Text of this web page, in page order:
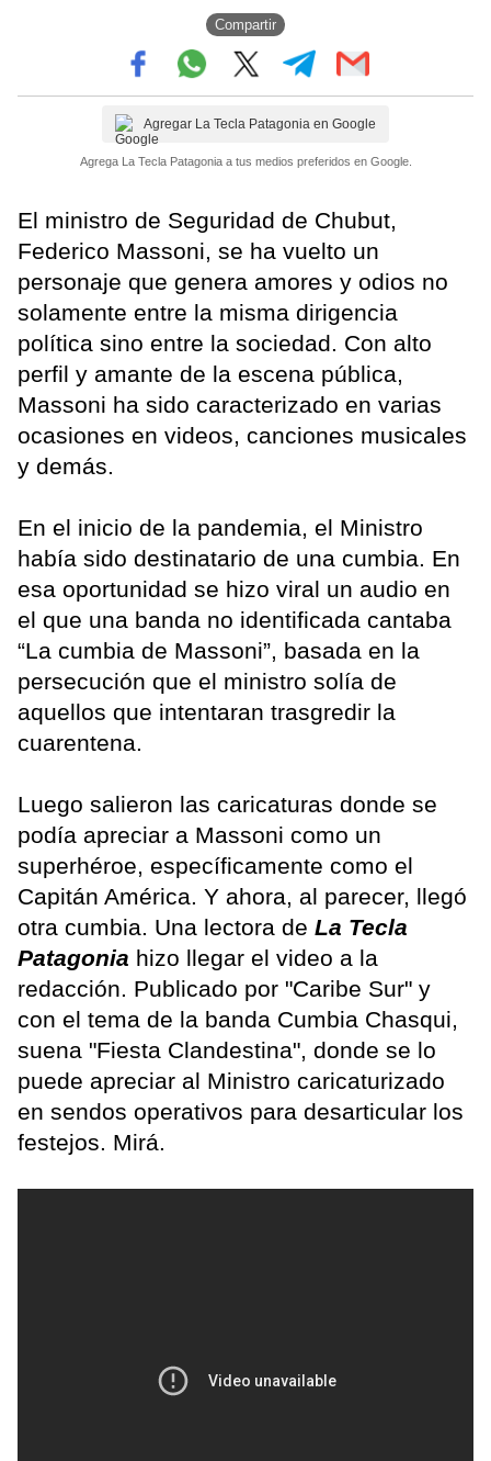
Compartir
Agregar La Tecla Patagonia en Google
Agrega La Tecla Patagonia a tus medios preferidos en Google.
El ministro de Seguridad de Chubut,
Federico Massoni, se ha vuelto un
personaje que genera amores y odios no
solamente entre la misma dirigencia
política sino entre la sociedad. Con alto
perfil y amante de la escena pública,
Massoni ha sido caracterizado en varias
ocasiones en videos, canciones musicales
y demás.
En el inicio de la pandemia, el Ministro
había sido destinatario de una cumbia. En
esa oportunidad se hizo viral un audio en
el que una banda no identificada cantaba
“La cumbia de Massoni”, basada en la
persecución que el ministro solía de
aquellos que intentaran trasgredir la
cuarentena.
Luego salieron las caricaturas donde se
podía apreciar a Massoni como un
superhéroe, específicamente como el
Capitán América. Y ahora, al parecer, llegó
otra cumbia. Una lectora de La Tecla
Patagonia hizo llegar el video a la
redacción. Publicado por "Caribe Sur" y
con el tema de la banda Cumbia Chasqui,
suena "Fiesta Clandestina", donde se lo
puede apreciar al Ministro caricaturizado
en sendos operativos para desarticular los
festejos. Mirá.